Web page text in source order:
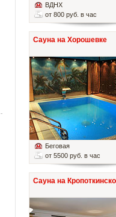
ВДНХ
от 800 руб. в час
Сауна на Хорошевке
Беговая
от 5500 руб. в час
Сауна на